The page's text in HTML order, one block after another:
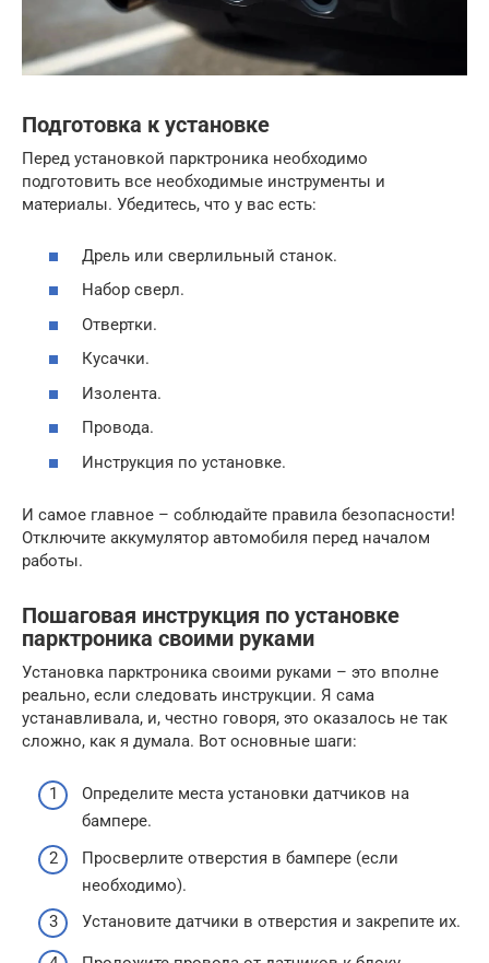
Подготовка к установке
Перед установкой парктроника необходимо
подготовить все необходимые инструменты и
материалы. Убедитесь, что у вас есть:
Дрель или сверлильный станок.
Набор сверл.
Отвертки.
Кусачки.
Изолента.
Провода.
Инструкция по установке.
И самое главное – соблюдайте правила безопасности!
Отключите аккумулятор автомобиля перед началом
работы.
Пошаговая инструкция по установке
парктроника своими руками
Установка парктроника своими руками – это вполне
реально, если следовать инструкции. Я сама
устанавливала, и, честно говоря, это оказалось не так
сложно, как я думала. Вот основные шаги:
Определите места установки датчиков на
бампере.
Просверлите отверстия в бампере (если
необходимо).
Установите датчики в отверстия и закрепите их.